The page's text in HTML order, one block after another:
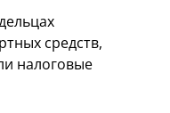
средств,
налоговые